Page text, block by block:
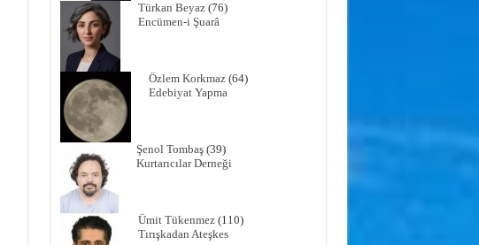
Türkan Beyaz(76)
Encümen-i Şuarâ
Özlem Korkmaz(64)
Edebiyat Yapma
Şenol Tombaş(39)
Kurtarıcılar Derneği
Ümit Tükenmez(110)
Tırışkadan Ateşkes